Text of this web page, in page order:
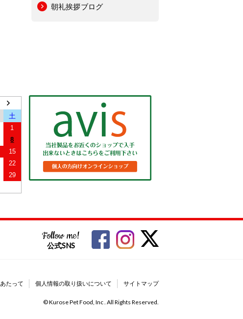
朝礼挨拶ブログ
土
1
8
15
22
29
Follow me!
公式SNS
たって 個人情報の取り扱いについて サイトマップ
© Kurose Pet Food, Inc . All Rights Reserved.